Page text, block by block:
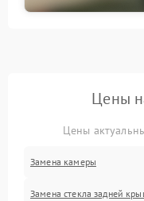
Цены
Цены
Замена камеры
Замена стекла задней